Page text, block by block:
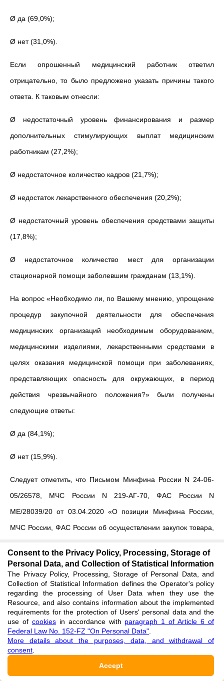
Ø да (69,0%);
Ø нет (31,0%).
Если опрошенный медицинский работник ответил
отрицательно, то было предложено указать причины такого
ответа. К таковым отнесли:
Ø недостаточный уровень финансирования и размер
дополнительных стимулирующих выплат медицинским
работникам (27,2%);
Ø недостаточное количество кадров (21,7%);
Ø недостаток лекарственного обеспечения (20,2%);
Ø недостаточный уровень обеспечения средствами защиты
(17,8%);
Ø недостаточное количество мест для организации
стационарной помощи заболевшим гражданам (13,1%).
На вопрос «Необходимо ли, по Вашему мнению, упрощение
процедур закупочной деятельности для обеспечения
медицинских организаций необходимым оборудованием,
медицинскими изделиями, лекарственными средствами в
целях оказания медицинской помощи при заболеваниях,
представляющих опасность для окружающих, в период
действия чрезвычайного положения?» были получены
следующие ответы:
Ø да (84,1%);
Ø нет (15,9%).
Следует отметить, что Письмом Минфина России N 24-06-
05/26578, МЧС России N 219-АГ-70, ФАС России N
МЕ/28039/20 от 03.04.2020 «О позиции Минфина России,
МЧС России, ФАС России об осуществлении закупок товара,
муниципальных нужд в связи с распространением новой
коронавирусной инфекции, вызванной 2019-nCoV»
разъяснены порядок применения законодательства о
закупочной деятельности при распространении опасных
инфекционных заболеваний. В основе указанной позиции
находятся положенияпункта 9 части 1 статьи 93
Федерального закона от 05.04.2013 N 44-ФЗ «О контрактной
системе в сфере закупок товаров, работ, услуг для
Consent to the Privacy Policy, Processing, Storage of
Personal Data, and Collection of Statistical Information
The Privacy Policy, Processing, Storage of Personal Data, and
Collection of Statistical Information defines the Operator's policy
regarding the processing of User Data when they use the
Resource, and also contains information about the implemented
requirements for the protection of Users' personal data and the
use of cookiesin accordance with paragraph 1 of Article 6 of
Federal Law No. 152-FZ "On Personal Data"
More details about the purposes, data, and withdrawal of
consent
Accept